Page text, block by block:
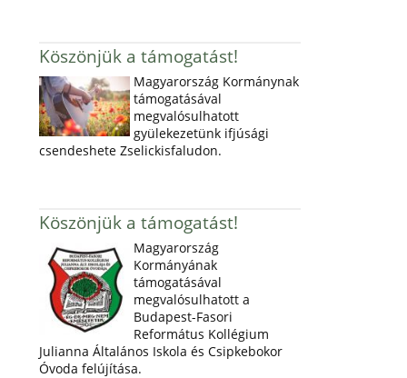
Köszönjük a támogatást!
Magyarország Kormánynak
támogatásával
megvalósulhatott
gyülekezetünk ifjúsági
csendeshete Zselickisfaludon.
Köszönjük a támogatást!
Magyarország
Kormányának
támogatásával
megvalósulhatott a
Budapest-Fasori
Református Kollégium
Julianna Általános Iskola és Csipkebokor
Óvoda felújítása.